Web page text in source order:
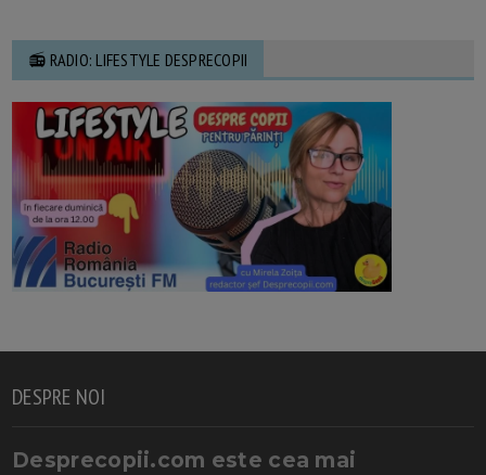
📻 RADIO: LIFESTYLE DESPRECOPII
DESPRE NOI
Desprecopii.com este cea mai